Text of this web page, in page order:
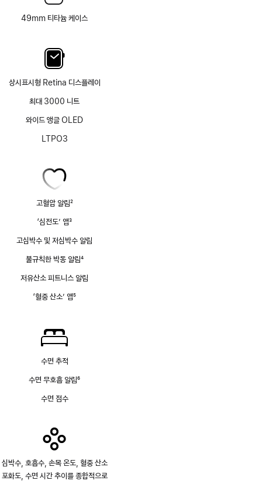
49mm 티타늄 케이스
상시표시형 Retina 디스플레이
최대 3000 니트
와이드 앵글 OLED
LTPO3
고혈압 알림
각주
2
‘심전도’ 앱3
고심박수 및 저심박수 알림
불규칙한 박동 알림4
저유산소 피트니스 알림
‘혈중 산소’ 앱5
수면 추적
수면 무호흡 알림6
수면 점수
심박수, 호흡수, 손목 온도, 혈중 산소
포화도, 수면 시간 추이를 종합적으로